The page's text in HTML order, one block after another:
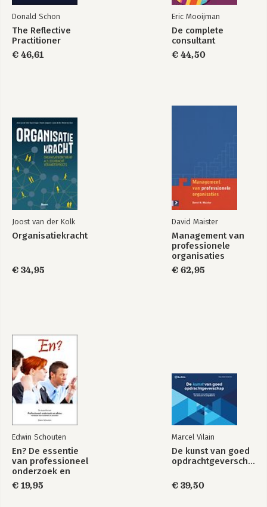
Donald Schon
The Reflective
Practitioner
€ 46,61
Eric Mooijman
De complete
consultant
€ 44,50
Joost van der Kolk
Organisatiekracht
€ 34,95
David Maister
Management van
professionele
organisaties
€ 62,95
Edwin Schouten
En? De essentie
van professioneel
onderzoek en
advies, Handboek
voor studenten en
€ 19,95
Marcel Vilain
De kunst van goed
opdrachtgeverschap
€ 39,50